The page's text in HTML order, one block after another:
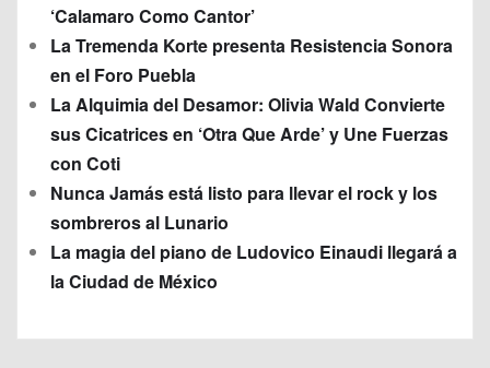
‘Calamaro Como Cantor’
La Tremenda Korte presenta Resistencia Sonora
en el Foro Puebla
La Alquimia del Desamor: Olivia Wald Convierte
sus Cicatrices en ‘Otra Que Arde’ y Une Fuerzas
con Coti
Nunca Jamás está listo para llevar el rock y los
sombreros al Lunario
La magia del piano de Ludovico Einaudi llegará a
la Ciudad de México